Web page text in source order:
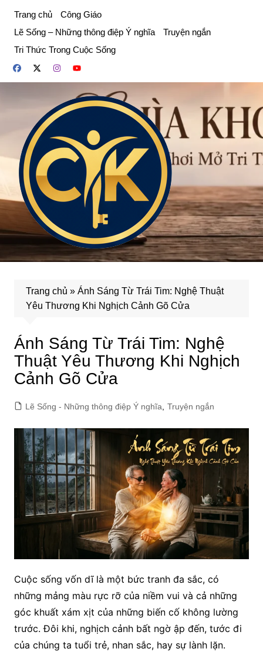
phần
dung
Trang chủ
Công Giáo
Lẽ Sống – Những thông điệp Ý nghĩa
Truyện ngắn
Tri Thức Trong Cuộc Sống
Trang chủ » Ánh Sáng Từ Trái Tim: Nghệ Thuật
Yêu Thương Khi Nghịch Cảnh Gõ Cửa
Ánh Sáng Từ Trái Tim: Nghệ
Thuật Yêu Thương Khi Nghịch
Cảnh Gõ Cửa
Lẽ Sống - Những thông điệp Ý nghĩa Truyện ngắn
Cuộc sống vốn dĩ là một bức tranh đa sắc, có
những mảng màu rực rỡ của niềm vui và cả những
góc khuất xám xịt của những biến cố không lường
trước. Đôi khi, nghịch cảnh bất ngờ ập đến, tước đi
của chúng ta tuổi trẻ, nhan sắc, hay sự lành lặn.